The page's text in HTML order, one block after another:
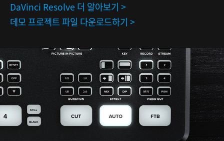
DaVinci Resolve 더 알아보기 >
데모 프로젝트 파일 다운로드하기 >